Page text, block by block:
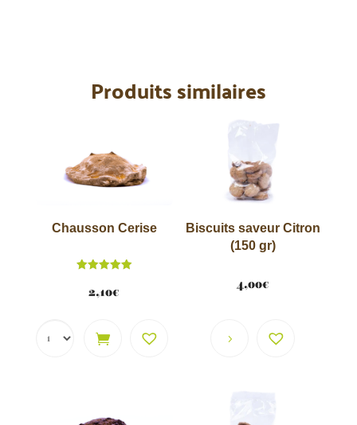
Produits similaires
Chausson Cerise
5.00
sur 5
2,10€
Biscuits saveur Citron
(150 gr)
4,00€